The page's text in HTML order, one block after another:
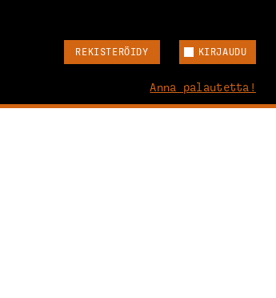
KIRJAUDU
REKISTERÖIDY
Anna palautetta!